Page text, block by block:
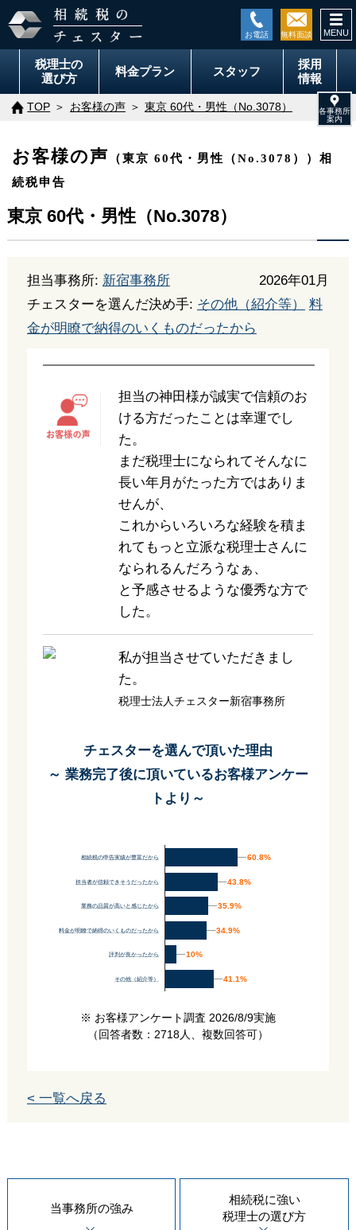
税理士の
選び方
料金プラン スタッフ
採用
情報
TOP お客様の声 東京 60代・男性（No.3078）
お客様の声
（東京 60代・男性（No.3078））相
続税申告
東京 60代・男性（No.3078）
担当事務所: 新宿事務所
2026年01月
チェスターを選んだ決め手: その他（紹介等）
料
金が明瞭で納得のいくものだったから
担当の神田様が誠実で信頼のお
ける方だったことは幸運でし
た。
まだ税理士になられてそんなに
長い年月がたった方ではありま
せんが、
これからいろいろな経験を積ま
れてもっと立派な税理士さんに
なられるんだろうなぁ、
と予感させるような優秀な方で
した。
私が担当させていただきまし
た。
税理士法人チェスター新宿事務所
チェスターを選んで頂いた理由
～ 業務完了後に頂いているお客様アンケー
トより～
相続税の申告実績が豊富だから
担当者が信頼できそうだったから
業務の品質が高いと感じたから
料金が明瞭で納得のいくものだったから
評判が良かったから
その他（紹介等）
60.8%
60.8%
43.8%
43.8%
35.9%
35.9%
34.9%
34.9%
10%
10%
41.1%
41.1%
※ お客様アンケート調査 2026/8/9実施
（回答者数：2718人、複数回答可）
< 一覧へ戻る
当事務所の強み
相続税に強い
税理士の選び方